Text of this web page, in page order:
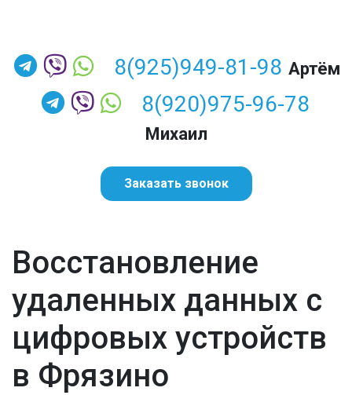
8(925)949-81-98 Артём
8(920)975-96-78
Михаил
Заказать звонок
Восстановление
удаленных данных с
цифровых устройств
в Фрязино